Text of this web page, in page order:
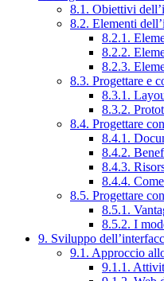
8.1. Obiettivi
8.2. Elementi
8.2.1.
8.2.2.
8.2.3.
8.3. Progettare e
8.3.1.
8.3.2.
8.4. Progettare
8.4.1.
8.4.2.
8.4.3.
8.4.4.
8.5. Progettare
8.5.1.
8.5.2. I
9. Sviluppo
9.1. Approccio
9.1.1.